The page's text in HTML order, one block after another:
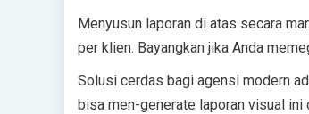
Menyusun laporan di atas secara
per klien. Bayangkan jika Anda
Solusi cerdas bagi agensi modern
bisa men-generate laporan visual ini